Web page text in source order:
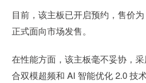
目前，该主板已开启预约，售价
正式面向市场发售。
在性能方面，该主板毫不妥协，
合双模超频和 AI 智能优化 2.0 技